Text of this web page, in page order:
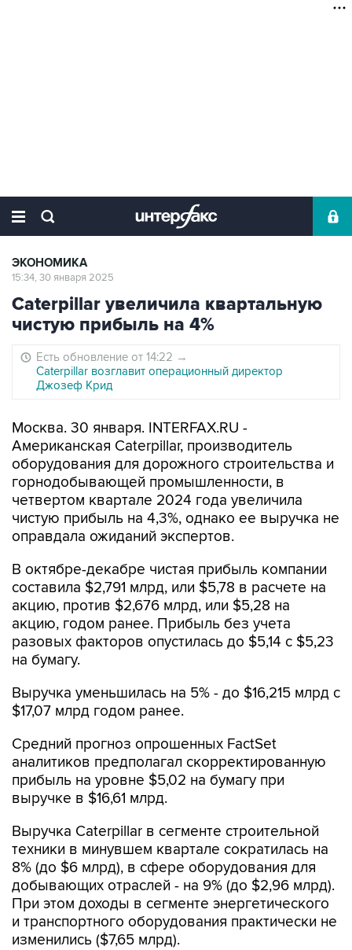
ЭКОНОМИКА
15:34, 30 января 2025
Caterpillar увеличила квартальную
чистую прибыль на 4%
Есть обновление от 14:22 →
Caterpillar возглавит операционный директор
Джозеф Крид
Москва. 30 января. INTERFAX.RU -
Американская Caterpillar, производитель
оборудования для дорожного строительства и
горнодобывающей промышленности, в
четвертом квартале 2024 года увеличила
чистую прибыль на 4,3%, однако ее выручка не
оправдала ожиданий экспертов.
В октябре-декабре чистая прибыль компании
составила $2,791 млрд, или $5,78 в расчете на
акцию, против $2,676 млрд, или $5,28 на
акцию, годом ранее. Прибыль без учета
разовых факторов опустилась до $5,14 с $5,23
на бумагу.
Выручка уменьшилась на 5% - до $16,215 млрд с
$17,07 млрд годом ранее.
Средний прогноз опрошенных FactSet
аналитиков предполагал скорректированную
прибыль на уровне $5,02 на бумагу при
выручке в $16,61 млрд.
Выручка Caterpillar в сегменте строительной
техники в минувшем квартале сократилась на
8% (до $6 млрд), в сфере оборудования для
добывающих отраслей - на 9% (до $2,96 млрд).
При этом доходы в сегменте энергетического
и транспортного оборудования практически не
изменились ($7,65 млрд).